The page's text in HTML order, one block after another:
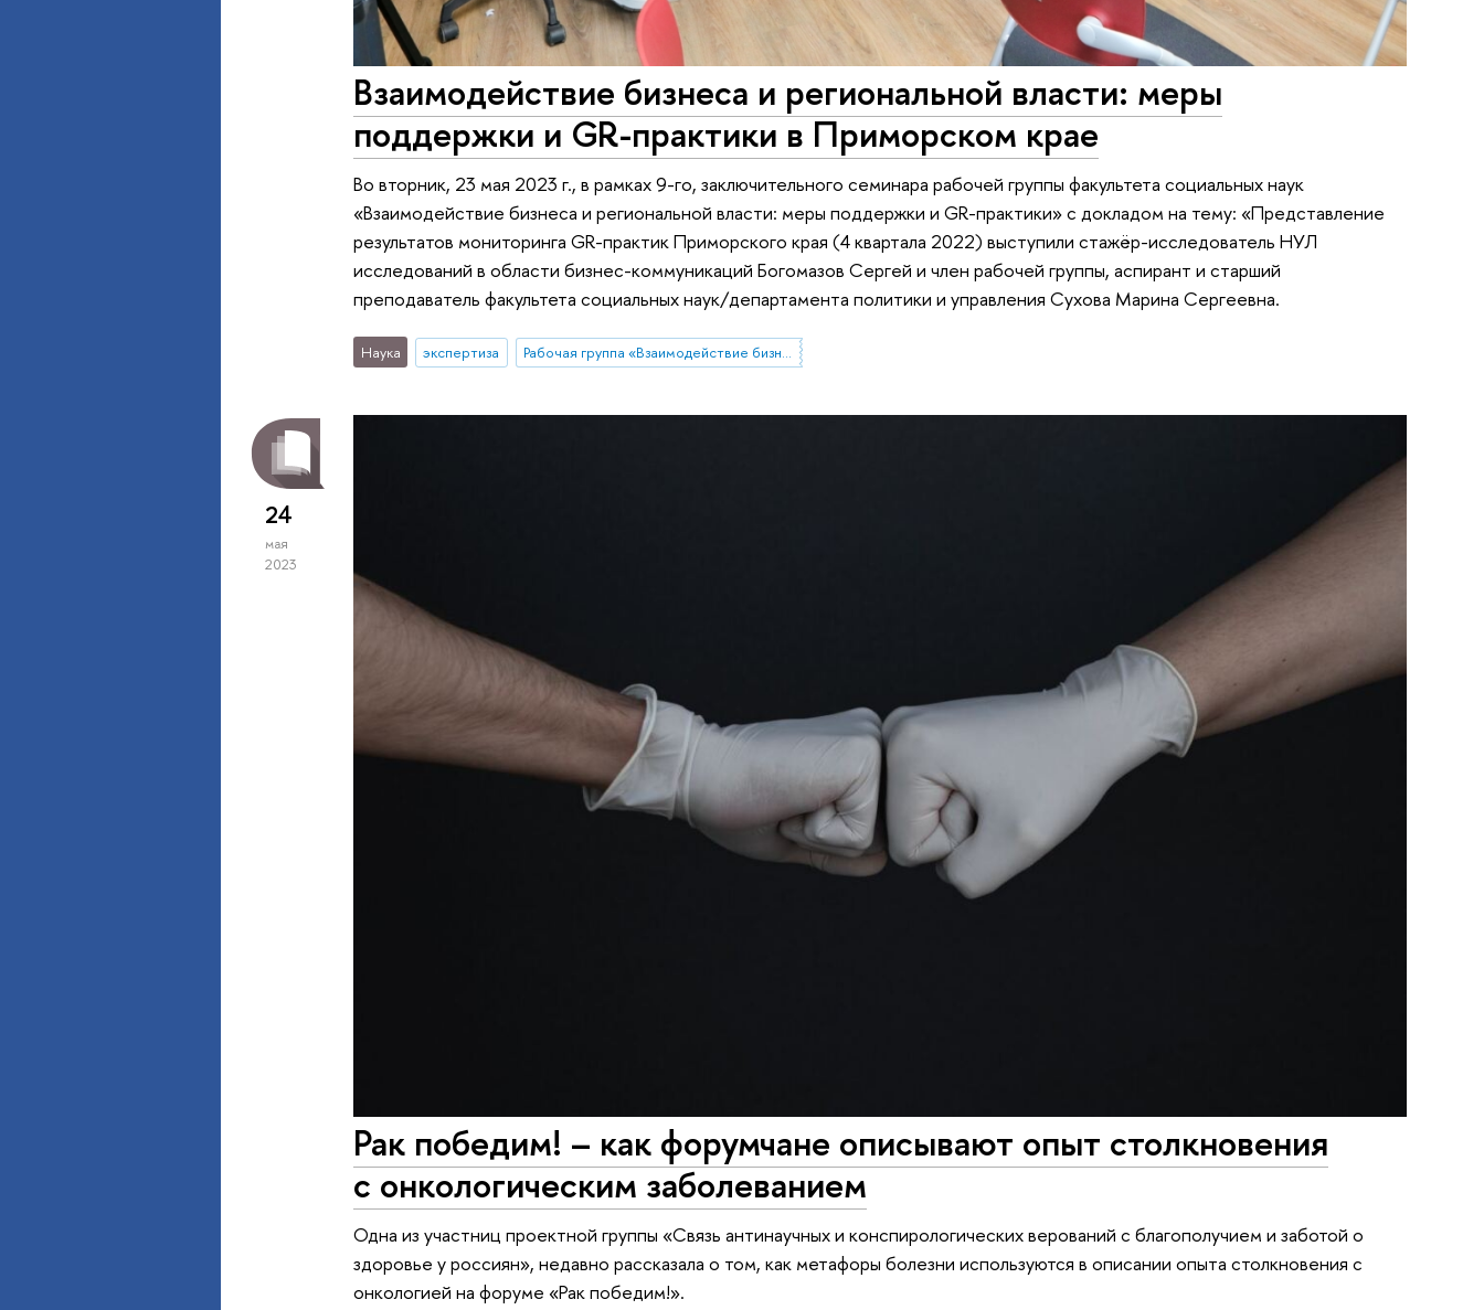
Взаимодействие бизнеса и региональной власти: меры
поддержки и GR-практики в Приморском крае
Во вторник, 23 мая 2023 г., в рамках 9-го, заключительного семинара рабочей группы факультета социальных наук
«Взаимодействие бизнеса и региональной власти: меры поддержки и GR-практики» с докладом на тему: «Представление
результатов мониторинга GR-практик Приморского края (4 квартала 2022) выступили стажёр-исследователь НУЛ
исследований в области бизнес-коммуникаций Богомазов Сергей и член рабочей группы, аспирант и старший
преподаватель факультета социальных наук/департамента политики и управления Сухова Марина Сергеевна.
Наука экспертиза Рабочая группа «Взаимодействие бизнеса и региональной власти: меры поддержки и GR-практики»
24
мая
2023
Рак победим! – как форумчане описывают опыт столкновения
с онкологическим заболеванием
Одна из участниц проектной группы «Связь антинаучных и конспирологических верований с благополучием и заботой о
здоровье у россиян», недавно рассказала о том, как метафоры болезни используются в описании опыта столкновения с
онкологией на форуме «Рак победим!».